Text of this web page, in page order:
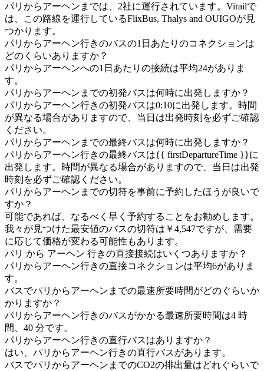
パリからアーヘンまでは、2社に運行されています。Virailで
は、この路線を運行しているFlixBus, Thalys and OUIGOが見
つかります。
パリからアーヘン行きのバスの1日あたりのコネクションは
どのくらいありますか？
パリからアーヘンへの1日あたりの接続は平均24がありま
す。
パリからアーヘンまでの初発バスは何時に出発しますか？
パリからアーヘン行きの初発バスは0:10に出発します。時間
が異なる場合がありますので、当日は出発時刻を必ずご確認
ください。
パリからアーヘンまでの最終バスは何時に出発しますか？
パリからアーヘン行きの最終バスは{{ firstDepartureTime }}に
出発します。時間が異なる場合がありますので、当日は出発
時刻を必ずご確認ください。
パリからアーヘンまでの切符を事前に予約したほうが良いで
すか？
可能であれば、なるべく早く予約することをお勧めします。
我々が見つけた最安値のバスの切符は￥4,547ですが、需要
に応じて価格が変わる可能性もあります。
パリ から アーヘン 行きの直接接続はいくつありますか？
パリからアーヘン行きの直接コネクションは平均6がありま
す。
バスでパリからアーヘンまでの最速所要時間がどのぐらいか
かりますか？
パリからアーヘン行きのバスがかかる最速所要時間は4 時
間、40 分です。
パリからアーヘン行きの直行バスはありますか？
はい、パリからアーヘン行きの直行バスがあります。
バスでパリからアーヘンまでのCO2の排出量はどれぐらいで